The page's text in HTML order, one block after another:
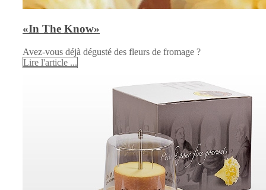
«In The Know»
Avez-vous déjà dégusté des fleurs de fromage ?
Lire l'article ...